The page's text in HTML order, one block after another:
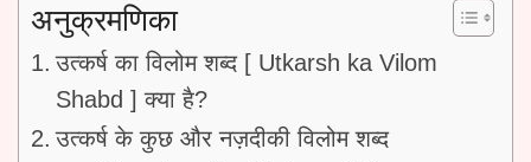
अनुक्रमणिका
उत्कर्ष का विलोम शब्द [ Utkarsh ka Vilom
Shabd ] क्या है?
उत्कर्ष के कुछ और नज़दीकी विलोम शब्द